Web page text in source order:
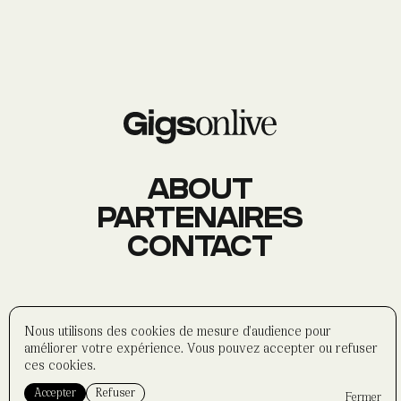
À PROPOS
CONTACT
Formulaire Partenaires
ABOUT
PARTENAIRES
CONTACT
Politique de confidentialité
Mentions légales
Nous utilisons des cookies de mesure d'audience pour
améliorer votre expérience. Vous pouvez accepter ou refuser
ces cookies.
Accepter Refuser Fermer